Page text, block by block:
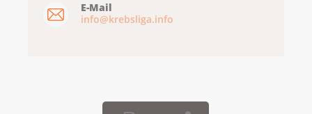
E-Mail
info@krebsliga.info